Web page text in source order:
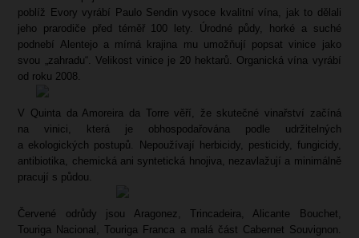
poblíž Evory vyrábí Paulo Sendin vysoce kvalitní vína, jak to dělali
jeho prarodiče před téměř 100 lety. Úrodné půdy, horké a suché
podnebí Alentejo a mírná krajina mu umožňují popsat vinice jako
svou „zahradu“. Velikost vinice je 20 hektarů. Organická vína vyrábí
od roku 2008.
V Quinta da Amoreira da Torre věří, že skutečné vinařství začíná
na vinici, která je obhospodařována podle udržitelných
a ekologických postupů. Nepoužívají herbicidy, pesticidy, fungicidy,
antibiotika, chemická ani syntetická hnojiva, nezavlažují a minimálně
pracují s půdou.
Červené odrůdy jsou Aragonez, Trincadeira, Alicante Bouchet,
Touriga Nacional, Touriga Franca a malá část Cabernet Souvignon.